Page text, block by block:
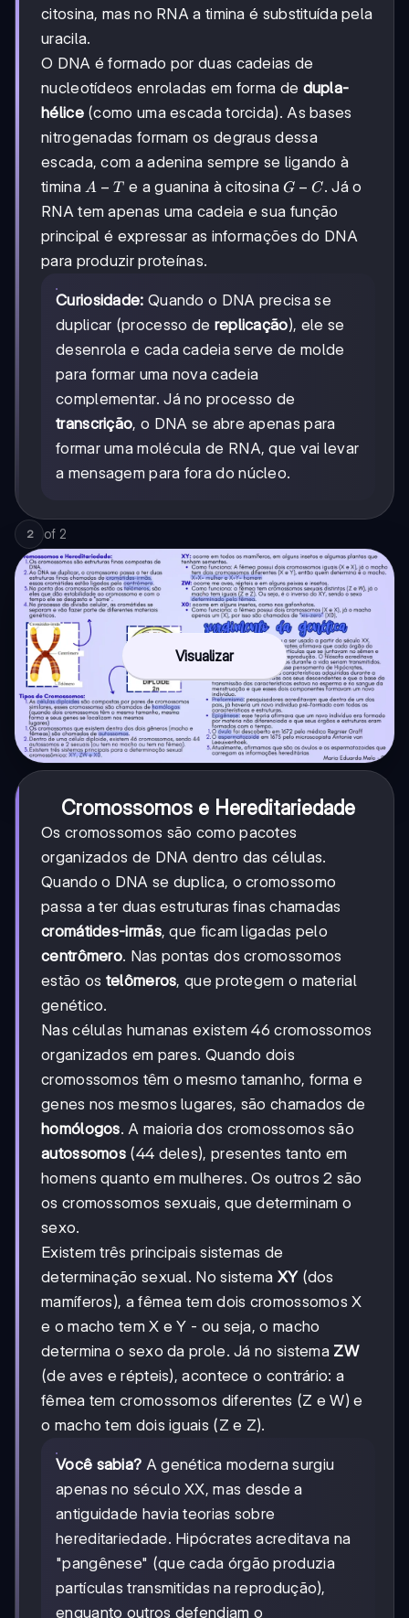
citosina, mas no RNA a timina é substituída pela
uracila.
O DNA é formado por duas cadeias de
nucleotídeos enroladas em forma de dupla-
hélice(como uma escada torcida). As bases
nitrogenadas formam os degraus dessa
escada, com a adenina sempre se ligando à
timinaA
-
T
A − T e a guanina à citosinaG-
C
G − C. Já o
RNA tem apenas uma cadeia e sua função
principal é expressar as informações do DNA
para produzir proteínas.
Curiosidade: Quando o DNA precisa se
duplicar (processo de replicação), ele se
desenrola e cada cadeia serve de molde
para formar uma nova cadeia
complementar. Já no processo de
transcrição, o DNA se abre apenas para
formar uma molécula de RNA, que vai levar
a mensagem para fora do núcleo.
2 of 2
Visualizar
Cromossomos e Hereditariedade
Os cromossomos são como pacotes
organizados de DNA dentro das células.
Quando o DNA se duplica, o cromossomo
passa a ter duas estruturas finas chamadas
cromátides-irmãs, que ficam ligadas pelo
centrômero. Nas pontas dos cromossomos
estão os telômeros, que protegem o material
genético.
Nas células humanas existem 46 cromossomos
organizados em pares. Quando dois
cromossomos têm o mesmo tamanho, forma e
genes nos mesmos lugares, são chamados de
homólogos. A maioria dos cromossomos são
autossomos (44 deles), presentes tanto em
homens quanto em mulheres. Os outros 2 são
os cromossomos sexuais, que determinam o
sexo.
Existem três principais sistemas de
determinação sexual. No sistema XY(dos
mamíferos), a fêmea tem dois cromossomos X
e o macho tem X e Y - ou seja, o macho
determina o sexo da prole. Já no sistema ZW
(de aves e répteis), acontece o contrário: a
fêmea tem cromossomos diferentes (Z e W) e
o macho tem dois iguais (Z e Z).
Você sabia? A genética moderna surgiu
apenas no século XX, mas desde a
antiguidade havia teorias sobre
hereditariedade. Hipócrates acreditava na
"pangênese" (que cada órgão produzia
partículas transmitidas na reprodução),
enquanto outros defendiam o